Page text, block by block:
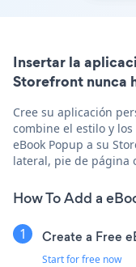
Insertar la
Storefront nunca
Cree su aplicación
combine el estilo y
eBook Popup a su
lateral, pie de página
How To Add a
Create a Free
Start for free now